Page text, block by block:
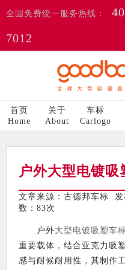
全国免费统一服务热线：
7012
首页
Home
关于
About
车标
Carlogo
户外大型电镀
文章来源：古德邦车标
数： 83次
户外大型电镀吸塑车
重要载体，结合亚克力吸
感与耐候耐用性，其制作